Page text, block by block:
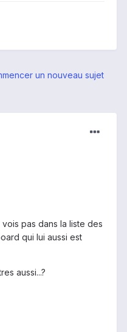
un nouveau sujet
pas dans la liste des
qui lui aussi est
aussi...?